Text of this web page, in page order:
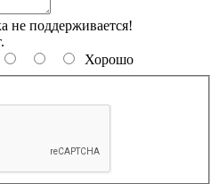
не поддерживается!
Хорошо